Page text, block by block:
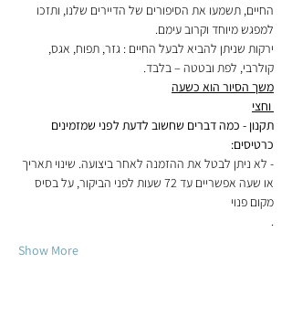
החיים, תשמעו את הסיפורים של הדיירים שלנו, ותזכו
למפגש מיוחד וקרוב עימם.
ירקות שניתן להביא לבעל החיים : גזר, תפוח, אגס,
קולרבי, לפת ובטטה – בלבד.
תקנון - כמה דברים שחשוב לדעת לפני שמזמינים
כרטיסים:
- לא ניתן לבטל את ההזמנה לאחר ביצועה. שינוי תאריך
או שעה אפשריים עד 72 שעות לפני הביקור, על בסיס
.
Show More